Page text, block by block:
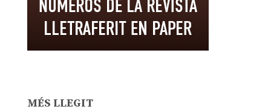
MÉS LLEGIT